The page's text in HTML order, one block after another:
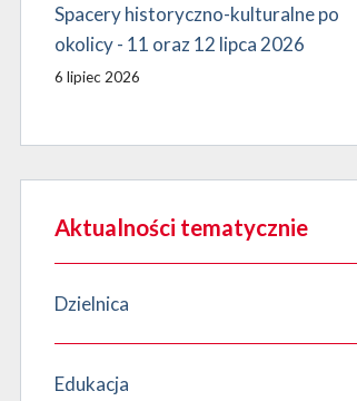
Spacery historyczno-kulturalne po
okolicy - 11 oraz 12 lipca 2026
6 lipiec 2026
Aktualności tematycznie
Dzielnica
Edukacja